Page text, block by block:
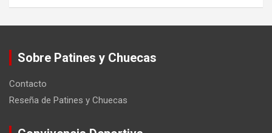
Sobre Patines y Chuecas
Contacto
Reseña de Patines y Chuecas